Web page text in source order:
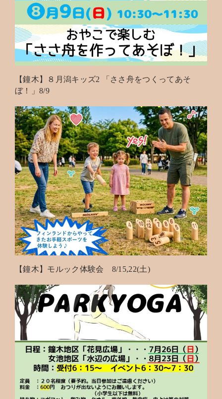
【鐘木】８月潟キッズ2 「ささ舟をつくってあそ
ぼ！」8/9
【鐘木】モルック体験会 8/15,22(土)